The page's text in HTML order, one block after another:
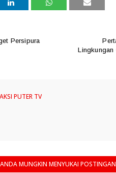
Lingkungan
Persipura
PUTER TV
ANDA MUNGKIN MENYUKAI